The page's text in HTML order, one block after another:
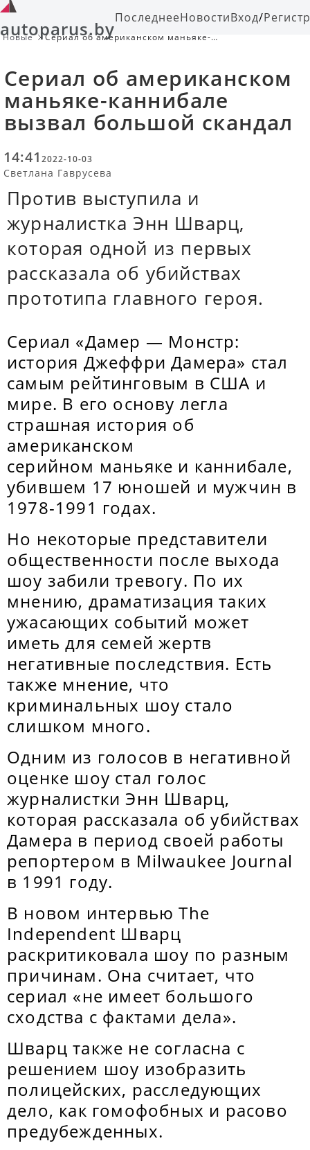
autoparus.byПоследнееНовостиВход/
Новые
Сериал об американском маньяке-
Сериал об американском
маньяке-каннибале
вызвал большой скандал
14:41 2022-10-03
Светлана Гаврусева
Против выступила и
журналистка Энн Шварц,
которая одной из первых
рассказала об убийствах
прототипа главного героя.
Сериал «Дамер — Монстр:
история Джеффри Дамера» стал
самым рейтинговым в США и
мире. В его основу легла
страшная история об
американском
серийном маньяке и каннибале,
убившем 17 юношей и мужчин в
1978-1991 годах.
Но некоторые представители
общественности после выхода
шоу забили тревогу. По их
мнению, драматизация таких
ужасающих событий может
иметь для семей жертв
негативные последствия. Есть
также мнение, что
криминальных шоу стало
слишком много.
Одним из голосов в негативной
оценке шоу стал голос
журналистки Энн Шварц,
которая рассказала об убийствах
Дамера в период своей работы
репортером в Milwaukee Journal
в 1991 году.
В новом интервью The
Independent Шварц
раскритиковала шоу по разным
причинам. Она считает, что
сериал «не имеет большого
сходства с фактами дела».
Шварц также не согласна с
решением шоу изобразить
полицейских, расследующих
дело, как гомофобных и расово
предубежденных.